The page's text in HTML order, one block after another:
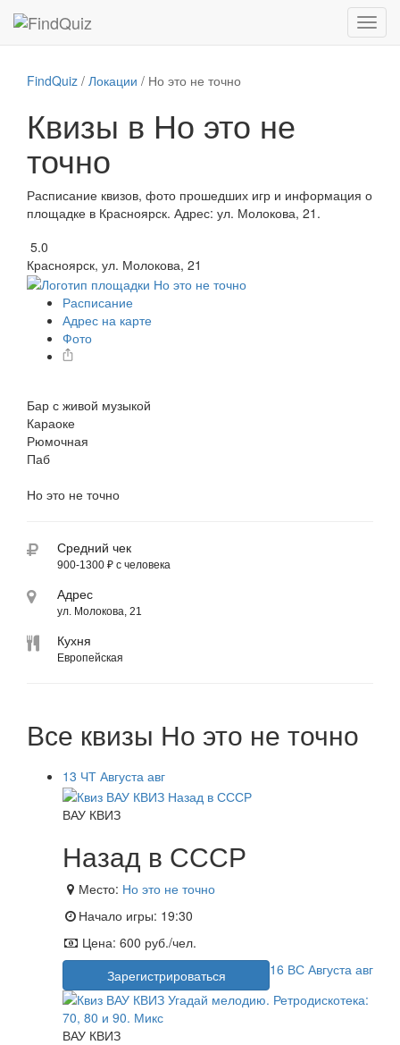
FindQuiz / Локации / Но это не точно
Квизы в Но это не
точно
Расписание квизов, фото прошедших игр и информация о
площадке в Красноярск. Адрес: ул. Молокова, 21.
5.0
Красноярск, ул. Молокова, 21
Расписание
Адрес на карте
Фото
Бар с живой музыкой
Караоке
Рюмочная
Паб
Но это не точно
Средний чек
900-1300 ₽ с человека
Адрес
ул. Молокова, 21
Кухня
Европейская
Все квизы Но это не точно
13 ЧТ Августа авг
ВАУ КВИЗ
Назад в СССР
Место: Но это не точно
Начало игры: 19:30
Цена: 600 руб./чел.
Зарегистрироваться
16 ВС Августа авг
ВАУ КВИЗ